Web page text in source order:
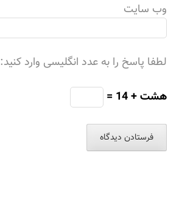
وب‌ سایت
لطفا پاسخ را به عدد انگلیسی وارد کنید:
هشت + 14 =